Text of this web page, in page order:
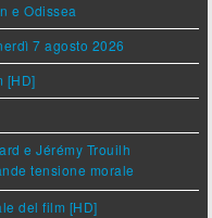
e Odissea
7 agosto 2026
[HD]
e Jérémy Trouilh
tensione morale
del film [HD]